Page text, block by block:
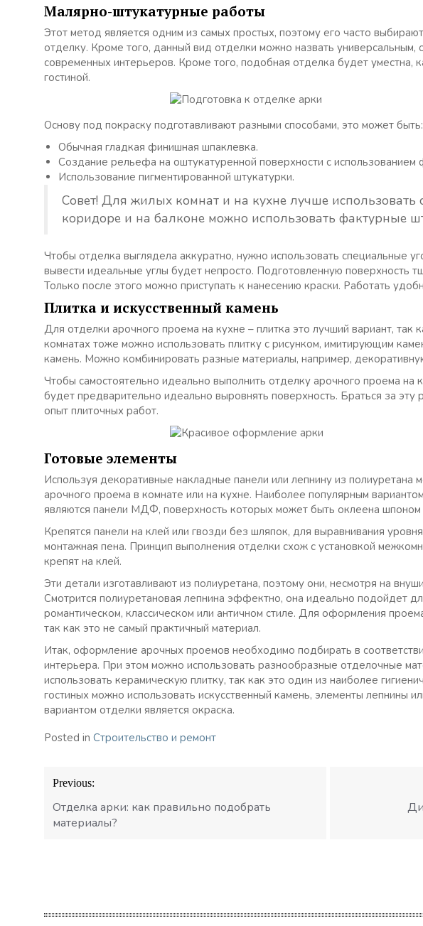
Малярно-штукатурные работы
Этот метод является одним из самых простых, поэтому его часто
отделку. Кроме того, данный вид отделки можно назвать универсальным,
современных интерьеров. Кроме того, подобная отделка будет уместна,
гостиной.
Основу под покраску подготавливают разными способами, это может быть:
Обычная гладкая финишная шпаклевка.
Создание рельефа на оштукатуренной поверхности с использованием
Использование пигментированной штукатурки.
Совет! Для жилых комнат и на кухне лучше использовать
коридоре и на балконе можно использовать фактурные
Чтобы отделка выглядела аккуратно, нужно использовать специальные
вывести идеальные углы будет непросто. Подготовленную поверхность
Только после этого можно приступать к нанесению краски. Работать
Плитка и искусственный камень
Для отделки арочного проема на кухне – плитка это лучший вариант, так
комнатах тоже можно использовать плитку с рисунком, имитирующим
камень. Можно комбинировать разные материалы, например,
Чтобы самостоятельно идеально выполнить отделку арочного проема на
будет предварительно идеально выровнять поверхность. Браться за эту
опыт плиточных работ.
Готовые элементы
Используя декоративные накладные панели или лепнину из полиуретана
арочного проема в комнате или на кухне. Наиболее популярным
являются панели МДФ, поверхность которых может быть оклеена шпоном
Крепятся панели на клей или гвозди без шляпок, для выравнивания
монтажная пена. Принцип выполнения отделки схож с установкой
крепят на клей.
Эти детали изготавливают из полиуретана, поэтому они, несмотря на
Смотрится полиуретановая лепнина эффектно, она идеально подойдет
романтическом, классическом или античном стиле. Для оформления
так как это не самый практичный материал.
Итак, оформление арочных проемов необходимо подбирать в
интерьера. При этом можно использовать разнообразные отделочные
использовать керамическую плитку, так как это один из наиболее
гостиных можно использовать искусственный камень, элементы лепнины
вариантом отделки является окраска.
Posted in Строительство и ремонт
Навигация
по
записям
Previous:
Отделка арки: как правильно подобрать
материалы?